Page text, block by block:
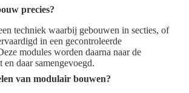
precies?
techniek waarbij gebouwen in secties, of
in een gecontroleerde
modules worden daarna naar de
daar samengevoegd.
van modulair bouwen?